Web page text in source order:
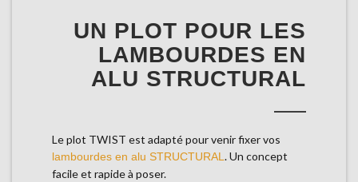
UN PLOT POUR LES
LAMBOURDES EN
ALU STRUCTURAL
Le plot TWIST est adapté pour venir fixer vos
lambourdes en alu STRUCTURAL . Un concept
facile et rapide à poser.